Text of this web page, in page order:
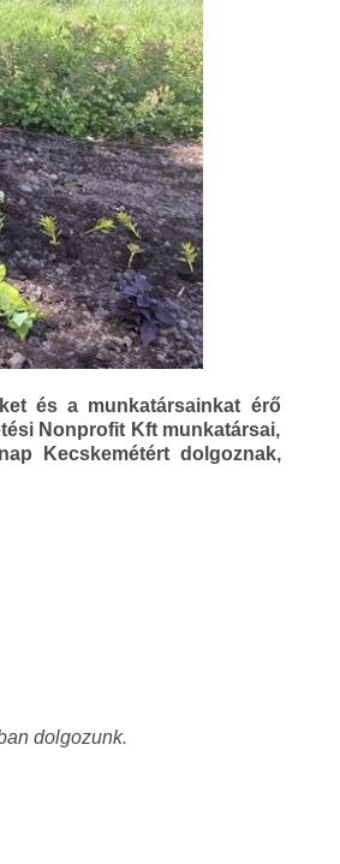
és a munkatársainkat érő
Nonprofit Kft munkatársai,
Kecskemétért dolgoznak,
dolgozunk.